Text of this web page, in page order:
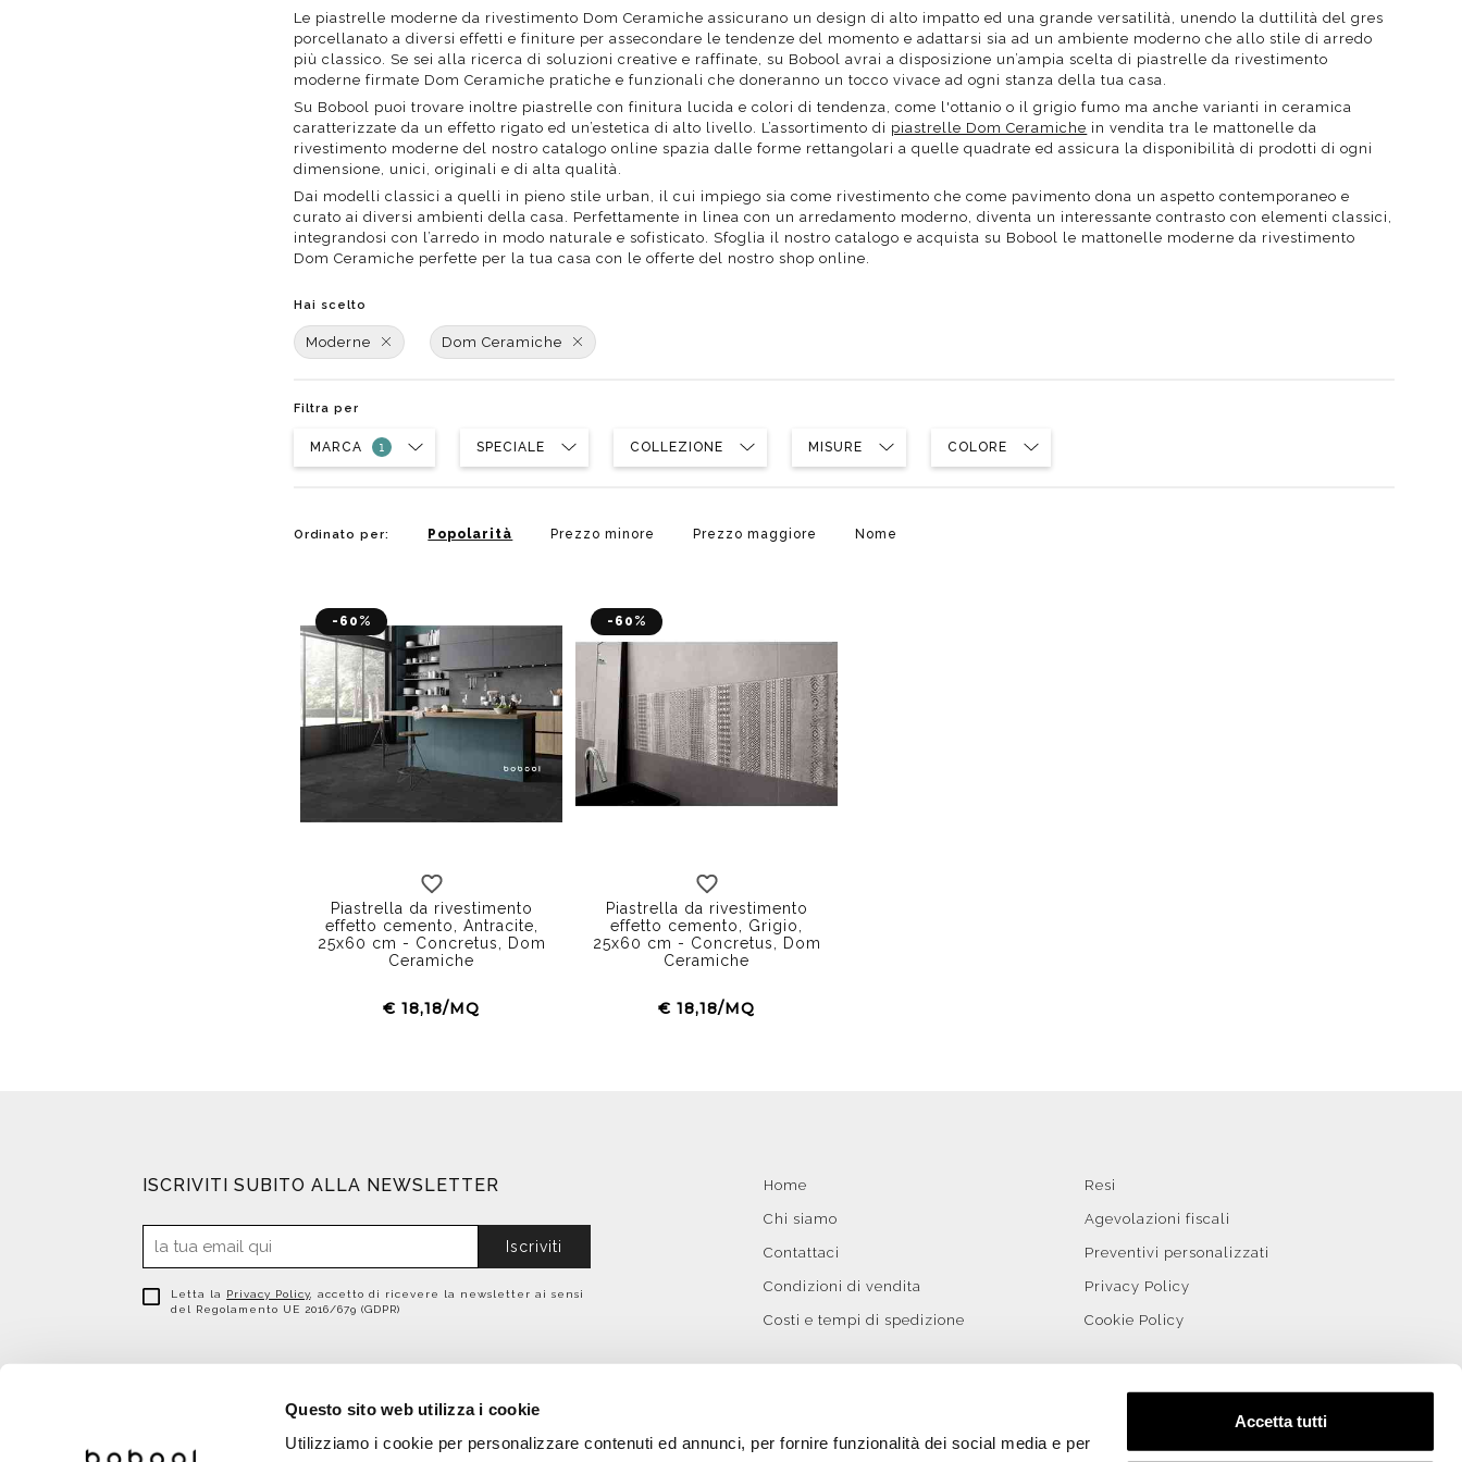
Questo sito web utilizza i cookie
Utilizziamo i cookie per personalizzare contenuti ed annunci, per fornire funzionalità dei social media e per
Accetta tutti
Cassette di scarico
Soffioni speciali
Idrogetti
Soffioni Renovation
Set doccia completi
Da Appoggio
Da Muro
Distributori
Phon
Porta fazzoletti
Piantane da bagno
Diffusori con bastoncino
Le piastrelle moderne da rivestimento Dom Ceramiche assicurano un design di alto impatto ed una grande versatilità, unendo la duttilità del gres
porcellanato a diversi effetti e finiture per assecondare le tendenze del momento e adattarsi sia ad un ambiente moderno che allo stile di arredo
più classico. Se sei alla ricerca di soluzioni creative e raffinate, su Bobool avrai a disposizione un’ampia scelta di piastrelle da rivestimento
moderne firmate Dom Ceramiche pratiche e funzionali che doneranno un tocco vivace ad ogni stanza della tua casa.
Su Bobool puoi trovare inoltre piastrelle con finitura lucida e colori di tendenza, come l'ottanio o il grigio fumo ma anche varianti in ceramica
caratterizzate da un effetto rigato ed un’estetica di alto livello. L’assortimento di piastrelle Dom Ceramiche in vendita tra le mattonelle da
rivestimento moderne del nostro catalogo online spazia dalle forme rettangolari a quelle quadrate ed assicura la disponibilità di prodotti di ogni
dimensione, unici, originali e di alta qualità.
Dai modelli classici a quelli in pieno stile urban, il cui impiego sia come rivestimento che come pavimento dona un aspetto contemporaneo e
curato ai diversi ambienti della casa. Perfettamente in linea con un arredamento moderno, diventa un interessante contrasto con elementi classici,
integrandosi con l’arredo in modo naturale e sofisticato. Sfoglia il nostro catalogo e acquista su Bobool le mattonelle moderne da rivestimento
Dom Ceramiche perfette per la tua casa con le offerte del nostro shop online.
Hai scelto
Moderne Dom Ceramiche
Filtra per
MARCA SPECIALE COLLEZIONE MISURE COLORE
Ordinato per: Popolarità Prezzo minore Prezzo maggiore Nome
-60%
Piastrella da rivestimento
effetto cemento, Antracite,
25x60 cm - Concretus, Dom
Ceramiche
€ 18,18/MQ
-60%
Piastrella da rivestimento
effetto cemento, Grigio,
25x60 cm - Concretus, Dom
Ceramiche
€ 18,18/MQ
ISCRIVITI SUBITO ALLA NEWSLETTER
Iscriviti
Letta la Privacy Policy , accetto di ricevere la newsletter ai sensi
del Regolamento UE 2016/679 (GDPR)
Home
Chi siamo
Contattaci
Condizioni di vendita
Costi e tempi di spedizione
Resi
Agevolazioni fiscali
Preventivi personalizzati
Privacy Policy
Cookie Policy